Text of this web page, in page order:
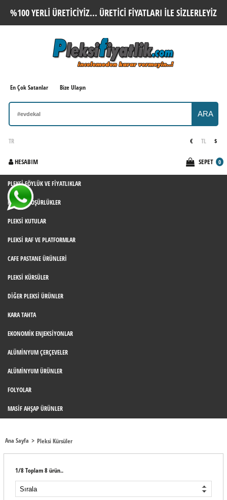
%100 YERLI ÜRETICIYIZ... ÜRETICI FIYATLARI ILE SIZLERLEYIZ
En Çok Satanlar Bize Ulaşın
ARA
TR
HESABIM
€ TL $
SEPET 0
PLEKSI FÖYLÜK VE FIYATLIKLAR
PLEKSI BROŞÜRLÜKLER
PLEKSI KUTULAR
PLEKSI RAF VE PLATFORMLAR
CAFE PASTANE ÜRÜNLERI
PLEKSI KÜRSÜLER
DIĞER PLEKSI ÜRÜNLER
KARA TAHTA
EKONOMIK ENJEKSIYONLAR
ALÜMINYUM ÇERÇEVELER
ALÜMINYUM ÜRÜNLER
FOLYOLAR
MASIF AHŞAP ÜRÜNLER
Ana Sayfa Pleksi Kürsüler
1/8 Toplam 8 ürün..